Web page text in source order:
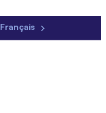
Français